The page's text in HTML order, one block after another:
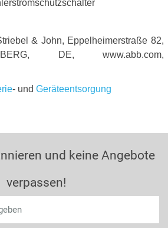
& John, Eppelheimerstraße 82,
DE, www.abb.com,
- und Geräteentsorgung
und keine Angebote
verpassen!